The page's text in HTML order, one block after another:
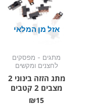
אזל מן המלאי
מתגים - מפסקים
לחצנים ומקשים
מתג הזזה בינוני 2
מצבים 2 קטבים
₪15